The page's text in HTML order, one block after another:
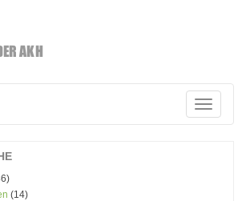
AKH
Schalte
(14)